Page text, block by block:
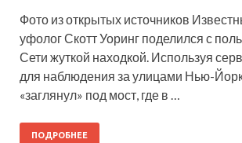
Фото из открытых источников
уфолог Скотт Уоринг поделился с
Сети жуткой находкой. Используя
для наблюдения за улицами Нью-
«заглянул» под мост, где в …
ПОДРОБНЕЕ